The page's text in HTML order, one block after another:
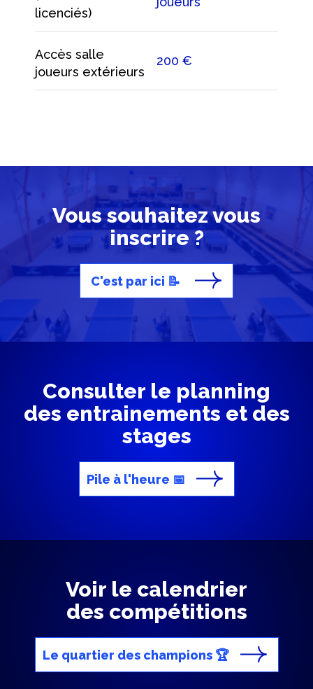
licenciés)
Accès salle
joueurs extérieurs
200 €
Vous souhaitez vous
inscrire ?
C'est par ici 📝
Consulter le planning
des entrainements et des
stages
Pile à l'heure 📅
Voir le calendrier
des compétitions
Le quartier des champions 🏆